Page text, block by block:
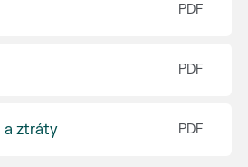
a ztráty